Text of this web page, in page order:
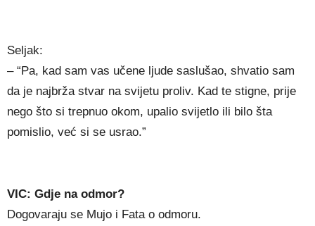
Seljak:
– “Pa, kad sam vas učene ljude saslušao, shvatio sam
da je najbrža stvar na svijetu proliv. Kad te stigne, prije
nego što si trepnuo okom, upalio svijetlo ili bilo šta
pomislio, već si se usrao.”
VIC: Gdje na odmor?
Dogovaraju se Mujo i Fata o odmoru.